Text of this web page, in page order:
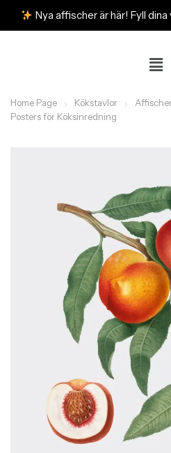
Nya affischer är här! Fyll
Home Page Kökstavlor
Posters för Köksinredning